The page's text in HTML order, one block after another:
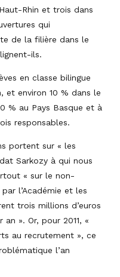
Rhin et trois dans
qui
de la filière dans le
ils.
en classe bilingue
et environ 10 % dans le
% au Pays Basque et à
responsables.
portent sur « les
Sarkozy à qui nous
« sur le non-
l’Académie et les
trois millions d’euros
». Or, pour 2011, «
au recrutement », ce
l’an